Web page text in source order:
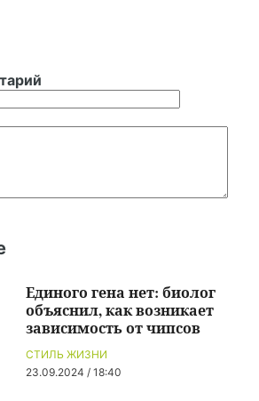
СТИЛЬ ЖИЗНИ
23.09.2024 / 18:40
Единого гена нет: биолог
объяснил, как возникает
зависимость от чипсов